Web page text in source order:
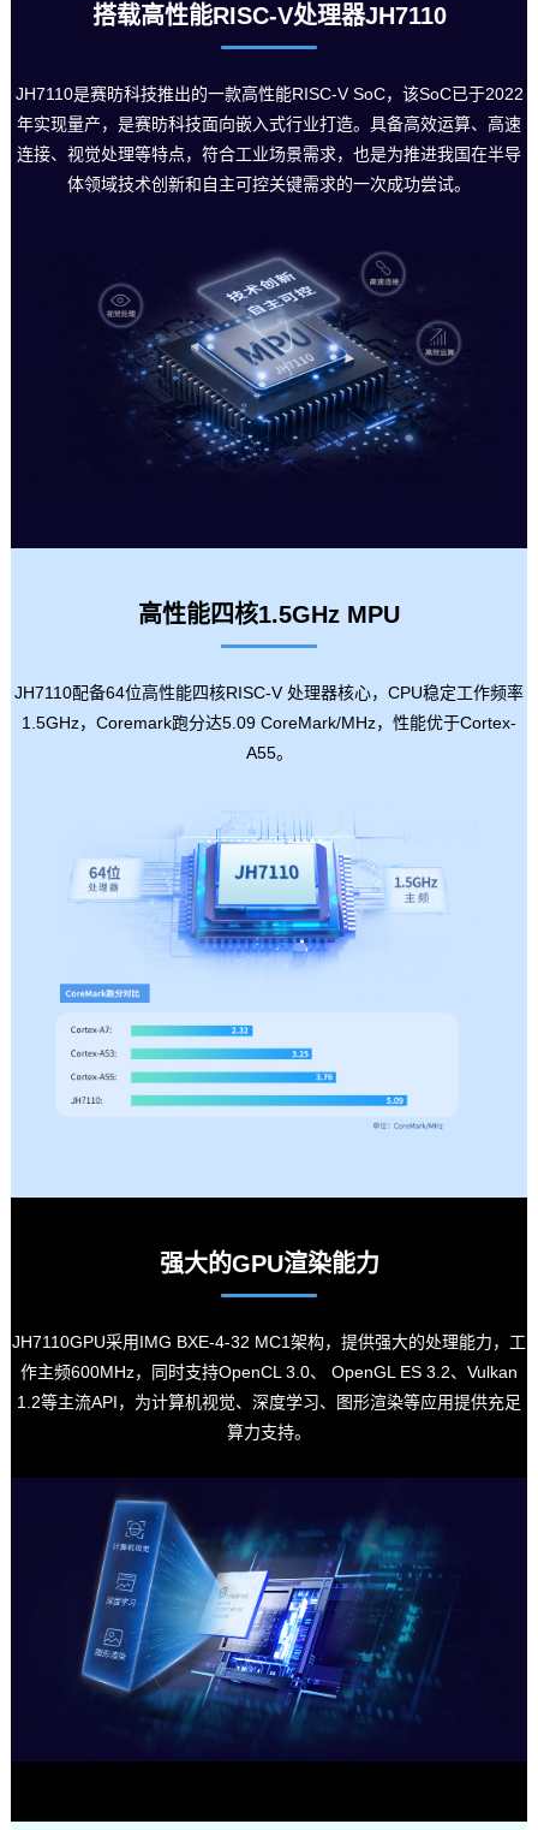
搭载高性能RISC-V处理器JH7110
JH7110是赛昉科技推出的一款高性能RISC-V SoC，该SoC已于2022
年实现量产，是赛昉科技面向嵌入式行业打造。具备高效运算、高速
连接、视觉处理等特点，符合工业场景需求，也是为推进我国在半导
体领域技术创新和自主可控关键需求的一次成功尝试。
高性能四核1.5GHz MPU
JH7110配备64位高性能四核RISC-V 处理器核心，CPU稳定工作频率
1.5GHz，Coremark跑分达5.09 CoreMark/MHz，性能优于Cortex-
A55。
强大的GPU渲染能力
JH7110GPU采用IMG BXE-4-32 MC1架构，提供强大的处理能力，工
作主频600MHz，同时支持OpenCL 3.0、 OpenGL ES 3.2、Vulkan
1.2等主流API，为计算机视觉、深度学习、图形渲染等应用提供充足
算力支持。